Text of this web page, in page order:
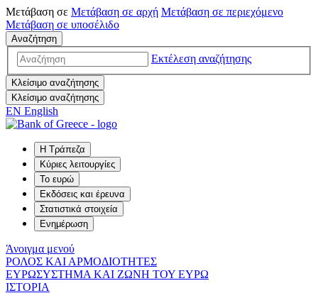
Μετάβαση σε Μετάβαση σε αρχή Μετάβαση σε περιεχόμενο
Μετάβαση σε υποσέλιδο
Αναζήτηση
Εκτέλεση αναζήτησης
Κλείσιμο αναζήτησης
Κλείσιμο αναζήτησης
EN English
Η Τράπεζα
Κύριες λειτουργίες
Το ευρώ
Εκδόσεις και έρευνα
Στατιστικά στοιχεία
Ενημέρωση
Άνοιγμα μενού
ΡΟΛΟΣ ΚΑΙ ΑΡΜΟΔΙΟΤΗΤΕΣ
ΕΥΡΩΣΥΣΤΗΜΑ ΚΑΙ ΖΩΝΗ ΤΟΥ ΕΥΡΩ
ΙΣΤΟΡΙΑ